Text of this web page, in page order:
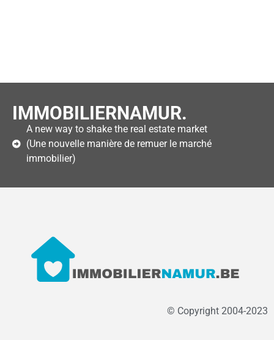
IMMOBILIERNAMUR.
A new way to shake the real estate market
(Une nouvelle manière de remuer le marché
immobilier)
© Copyright 2004-2023